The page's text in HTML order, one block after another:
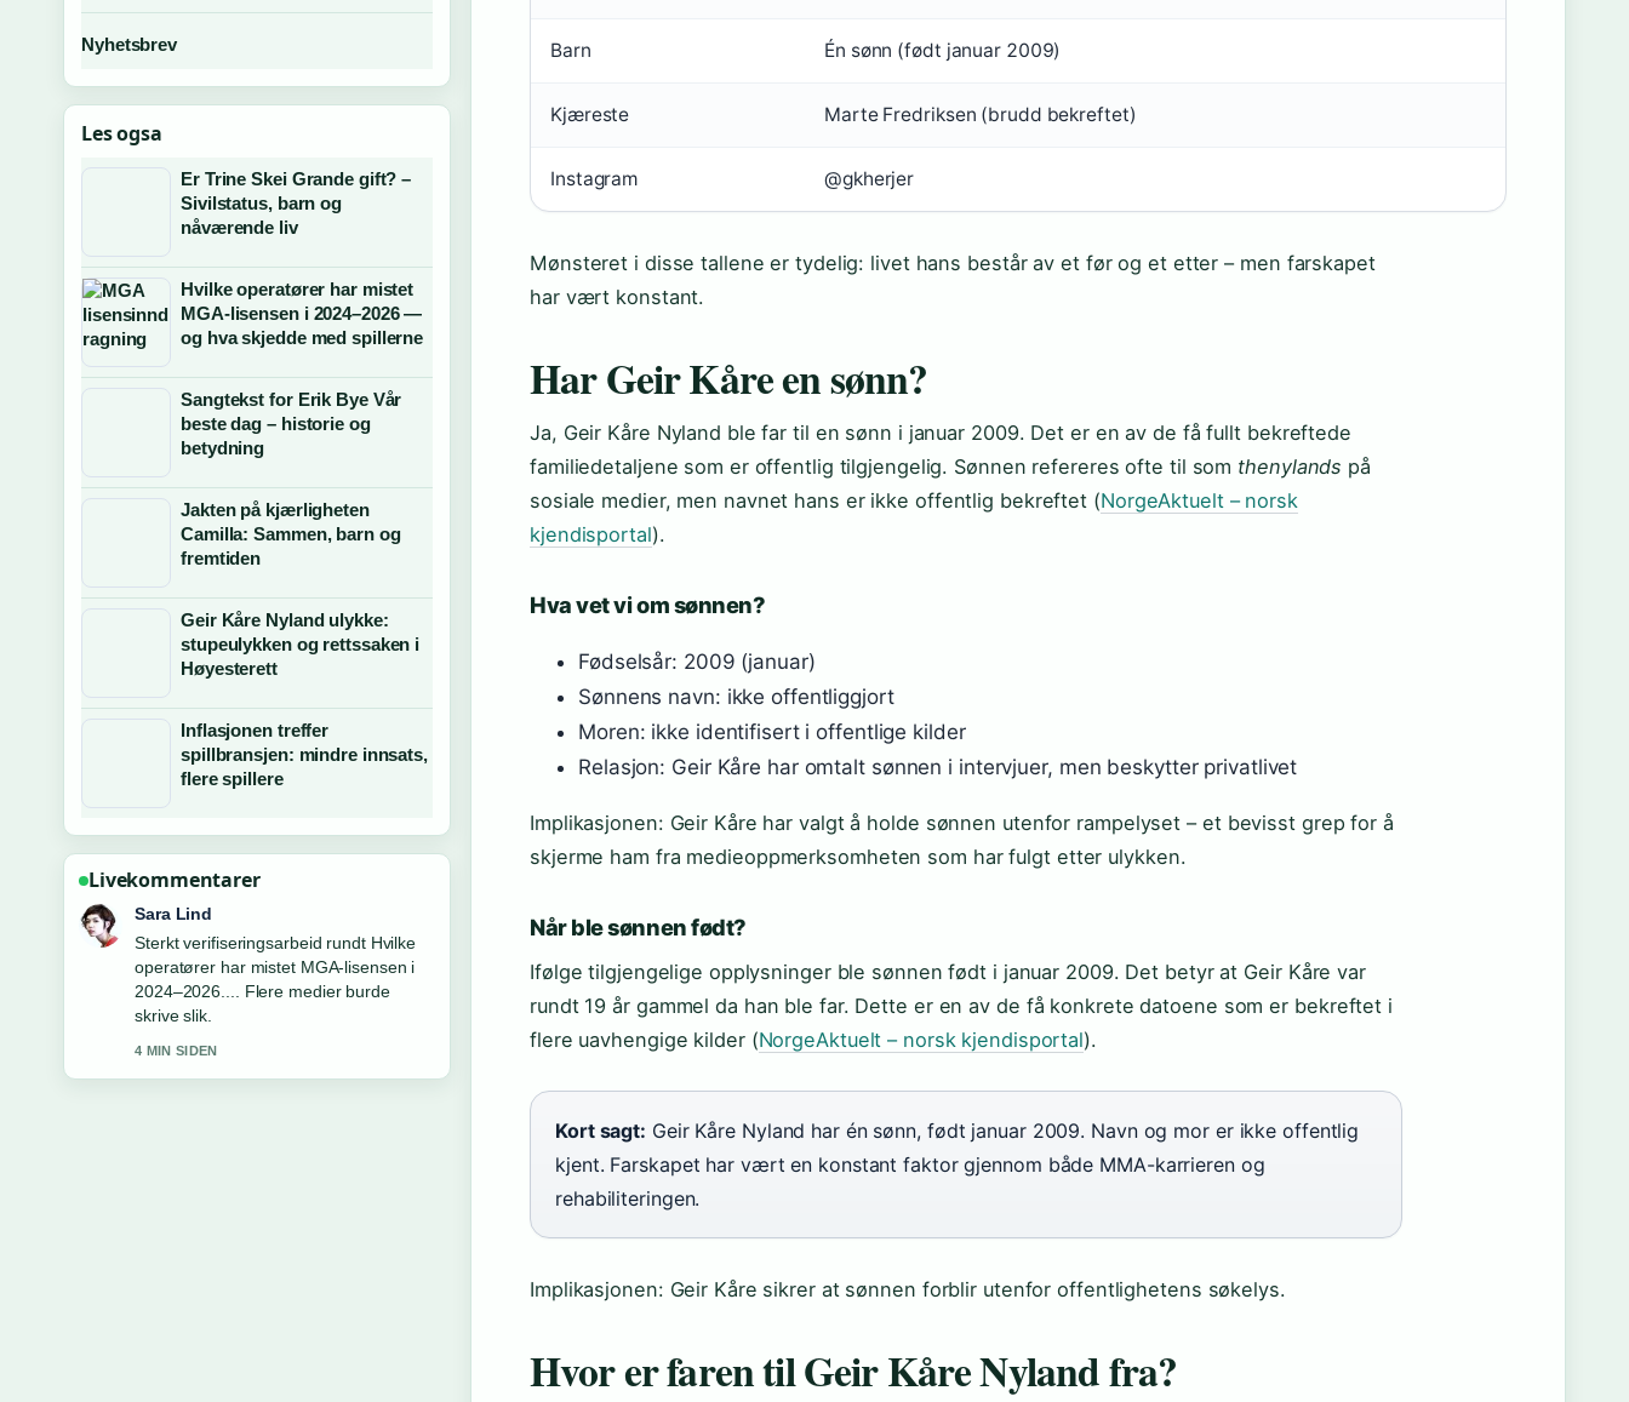
Barn Én sønn (født januar 2009)
Kjæreste Marte Fredriksen (brudd bekreftet)
Instagram @gkherjer
Mønsteret i disse tallene er tydelig: livet hans består av et før og et etter – men farskapet
har vært konstant.
Har Geir Kåre en sønn?
Ja, Geir Kåre Nyland ble far til en sønn i januar 2009. Det er en av de få fullt bekreftede
familiedetaljene som er offentlig tilgjengelig. Sønnen refereres ofte til som thenylands på
sosiale medier, men navnet hans er ikke offentlig bekreftet (NorgeAktuelt – norsk
kjendisportal).
Hva vet vi om sønnen?
Fødselsår: 2009 (januar)
Sønnens navn: ikke offentliggjort
Moren: ikke identifisert i offentlige kilder
Relasjon: Geir Kåre har omtalt sønnen i intervjuer, men beskytter privatlivet
Implikasjonen: Geir Kåre har valgt å holde sønnen utenfor rampelyset – et bevisst grep for å
skjerme ham fra medieoppmerksomheten som har fulgt etter ulykken.
Når ble sønnen født?
Ifølge tilgjengelige opplysninger ble sønnen født i januar 2009. Det betyr at Geir Kåre var
rundt 19 år gammel da han ble far. Dette er en av de få konkrete datoene som er bekreftet i
flere uavhengige kilder (NorgeAktuelt – norsk kjendisportal).
Kort sagt: Geir Kåre Nyland har én sønn, født januar 2009. Navn og mor er ikke offentlig
kjent. Farskapet har vært en konstant faktor gjennom både MMA-karrieren og
rehabiliteringen.
Implikasjonen: Geir Kåre sikrer at sønnen forblir utenfor offentlighetens søkelys.
Hvor er faren til Geir Kåre Nyland fra?
Nyhetsbrev
Les ogsa
Er Trine Skei Grande gift? –
Sivilstatus, barn og
nåværende liv
Hvilke operatører har mistet
MGA-lisensen i 2024–2026 —
og hva skjedde med spillerne
Sangtekst for Erik Bye Vår
beste dag – historie og
betydning
Jakten på kjærligheten
Camilla: Sammen, barn og
fremtiden
Geir Kåre Nyland ulykke:
stupeulykken og rettssaken i
Høyesterett
Inflasjonen treffer
spillbransjen: mindre innsats,
flere spillere
Livekommentarer
Ingrid Nilsen
God gjennomgang av Inflasjonen
treffer spillbransjen: mindre innsats,
flere spillere. Dette er den klarest
oppsummeringen i dag.
6 MIN SIDEN